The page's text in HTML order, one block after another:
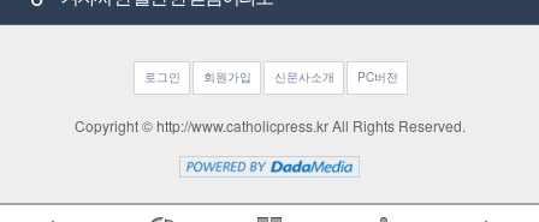
로그인 회원가입 신문사소개 PC버전
Copyright © http://www.catholicpress.kr All Rights Reserved.